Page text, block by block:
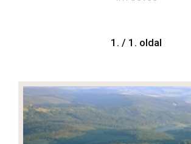
1. / 1. oldal